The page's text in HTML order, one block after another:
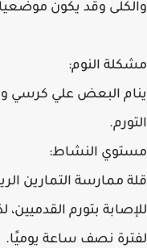
والكلى وقد يكون
مشكلة النوم:
ينام البعض علي كرسي
التورم.
مستوي النشاط:
قلة ممارسة التمارين
للإصابة بتورم
لفترة نصف ساعة يوميًا.